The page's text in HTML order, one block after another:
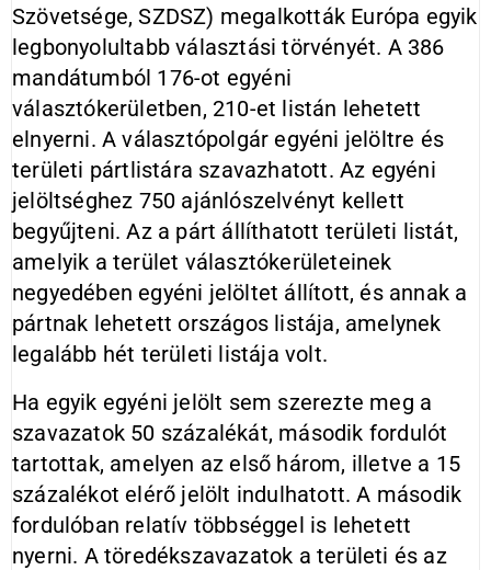
Szövetsége, SZDSZ) megalkották Európa egyik
legbonyolultabb választási törvényét. A 386
mandátumból 176-ot egyéni
választókerületben, 210-et listán lehetett
elnyerni. A választópolgár egyéni jelöltre és
területi pártlistára szavazhatott. Az egyéni
jelöltséghez 750 ajánlószelvényt kellett
begyűjteni. Az a párt állíthatott területi listát,
amelyik a terület választókerületeinek
negyedében egyéni jelöltet állított, és annak a
pártnak lehetett országos listája, amelynek
legalább hét területi listája volt.
Ha egyik egyéni jelölt sem szerezte meg a
szavazatok 50 százalékát, második fordulót
tartottak, amelyen az első három, illetve a 15
százalékot elérő jelölt indulhatott. A második
fordulóban relatív többséggel is lehetett
nyerni. A töredékszavazatok a területi és az